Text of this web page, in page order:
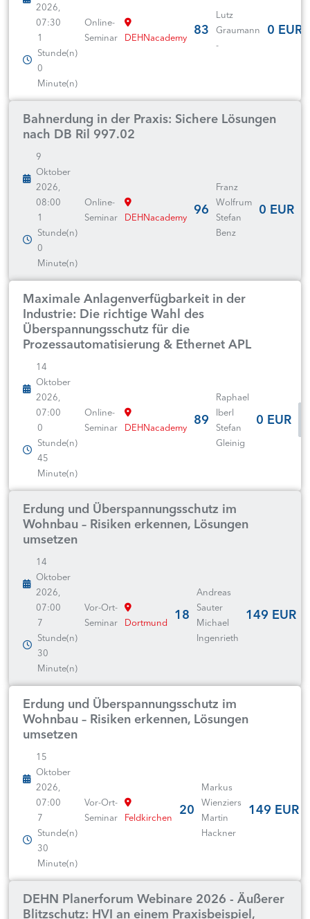
2026,
07:30
1
Stunde(n)
0
Minute(n)
Online-
Seminar
DEHNacademy 83
Lutz
Graumann
-
0 EUR
Bahnerdung in der Praxis: Sichere Lösungen
nach DB Ril 997.02
9
Oktober
2026,
08:00
1
Stunde(n)
0
Minute(n)
Online-
Seminar
DEHNacademy 96
Franz
Wolfrum
Stefan
Benz
0 EUR
Maximale Anlagenverfügbarkeit in der
Industrie: Die richtige Wahl des
Überspannungsschutz für die
Prozessautomatisierung & Ethernet APL
14
Oktober
2026,
07:00
0
Stunde(n)
45
Minute(n)
Online-
Seminar
DEHNacademy 89
Raphael
Iberl
Stefan
Gleinig
0 EUR
Erdung und Überspannungsschutz im
Wohnbau – Risiken erkennen, Lösungen
umsetzen
14
Oktober
2026,
07:00
7
Stunde(n)
30
Minute(n)
Vor-Ort-
Seminar
Dortmund 18
Andreas
Sauter
Michael
Ingenrieth
149 EUR
Erdung und Überspannungsschutz im
Wohnbau – Risiken erkennen, Lösungen
umsetzen
15
Oktober
2026,
07:00
7
Stunde(n)
30
Minute(n)
Vor-Ort-
Seminar
Feldkirchen 20
Markus
Wienziers
Martin
Hackner
149 EUR
DEHN Planerforum Webinare 2026 - Äußerer
Blitzschutz: HVI an einem Praxisbeispiel,